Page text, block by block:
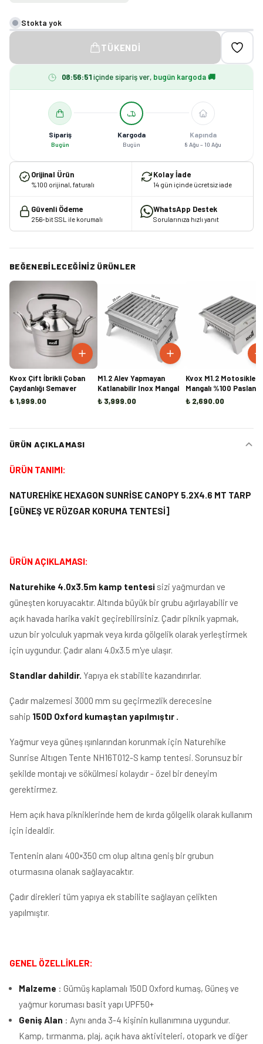
Stokta yok
TÜKENDI
08:56:50 içinde sipariş ver, bugün kargoda 🚚
Sipariş
Bugün
Kargoda
Bugün
Kapında
8 Ağu – 10 Ağu
Orijinal Ürün
%100 orijinal, faturalı
Kolay İade
14 gün içinde ücretsiz iade
Güvenli Ödeme
256-bit SSL ile korumalı
WhatsApp Destek
Sorularınıza hızlı yanıt
BEĞENEBILECEĞINIZ ÜRÜNLER
Kvox Çift İbrikli Çoban
Çaydanlığı Semaver
₺ 1,999.00
M1.2 Alev Yapmayan
Katlanabilir Inox Mangal
₺ 3,999.00
Kvox M1.2 Motosiklet
Mangalı %100
Çelik
₺ 2,690.00
ÜRÜN AÇIKLAMASI
ÜRÜN TANIMI:
NATUREHİKE HEXAGON SUNRİSE CANOPY 5.2X4.6 MT TARP
[GÜNEŞ VE RÜZGAR KORUMA TENTESİ]
ÜRÜN AÇIKLAMASI:
Naturehike 4.0x3.5m kamp tentesi sizi yağmurdan ve
güneşten koruyacaktır. Altında büyük bir grubu ağırlayabilir ve
açık havada harika vakit geçirebilirsiniz. Çadır piknik yapmak,
uzun bir yolculuk yapmak veya kırda gölgelik olarak yerleştirmek
için uygundur. Çadır alanı 4.0x3.5 m'ye ulaşır.
Standlar dahildir. Yapıya ek stabilite kazandırırlar.
Çadır malzemesi 3000 mm su geçirmezlik derecesine
sahip 150D Oxford kumaştan yapılmıştır .
Yağmur veya güneş ışınlarından korunmak için Naturehike
Sunrise Altıgen Tente NH16T012-S kamp tentesi. Sorunsuz bir
şekilde montajı ve sökülmesi kolaydır - özel bir deneyim
gerektirmez.
Hem açık hava pikniklerinde hem de kırda gölgelik olarak kullanım
için idealdir.
Tentenin alanı 400×350 cm olup altına geniş bir grubun
oturmasına olanak sağlayacaktır.
Çadır direkleri tüm yapıya ek stabilite sağlayan çelikten
yapılmıştır.
GENEL ÖZELLİKLER:
Malzeme : Gümüş kaplamalı 150D Oxford kumaş, Güneş ve
yağmur koruması basit yapı UPF50+
Geniş Alan : Aynı anda 3-4 kişinin kullanımına uygundur.
Kamp, tırmanma, plaj, açık hava aktiviteleri, otopark ve diğer